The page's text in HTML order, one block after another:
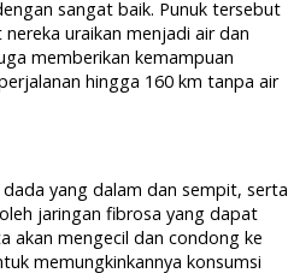
sangat baik. Punuk tersebut
uraikan menjadi air dan
memberikan kemampuan
hingga 160 km tanpa air
yang dalam dan sempit, serta
jaringan fibrosa yang dapat
akan mengecil dan condong ke
memungkinkannya konsumsi